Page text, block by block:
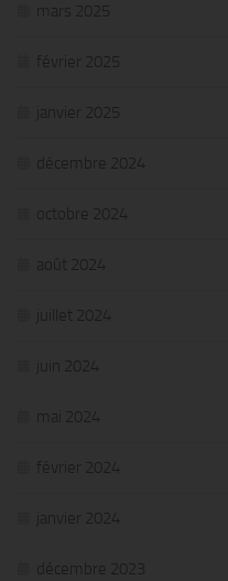
mars 2025
février 2025
janvier 2025
décembre 2024
octobre 2024
août 2024
juillet 2024
juin 2024
mai 2024
février 2024
janvier 2024
décembre 2023